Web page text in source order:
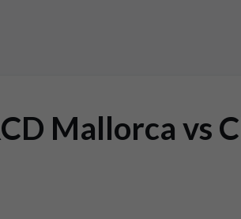
Mallorca vs